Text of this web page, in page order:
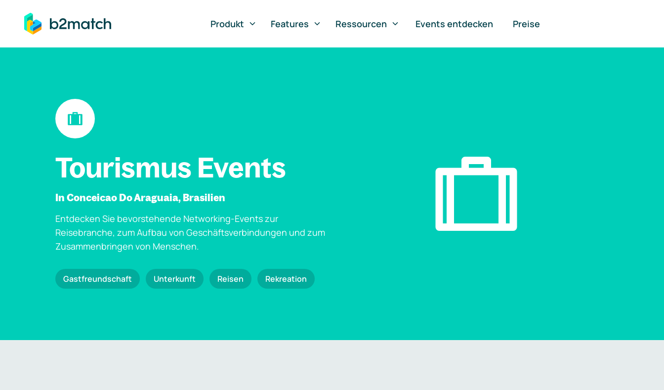
springen
Produkt
Features Ressourcen Events entdecken Preise
Tourismus Events
In Conceicao Do Araguaia, Brasilien
Entdecken Sie bevorstehende Networking-Events zur
Reisebranche, zum Aufbau von Geschäftsverbindungen und zum
Zusammenbringen von Menschen.
Gastfreundschaft Unterkunft Reisen Rekreation